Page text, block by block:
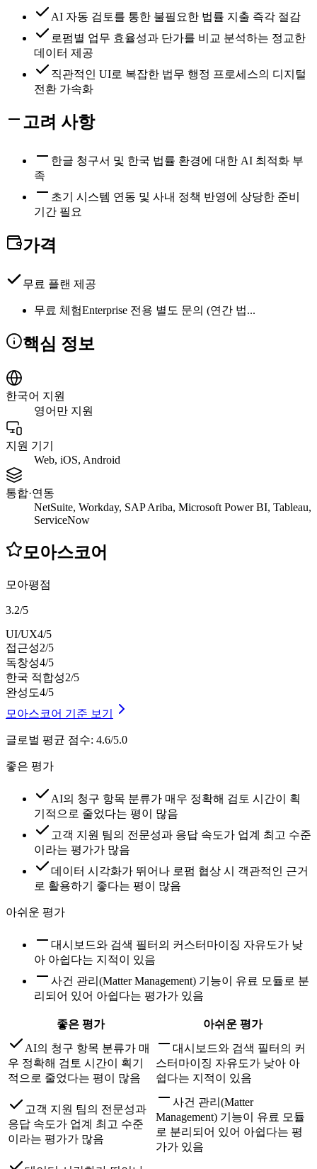
AI 자동 검토를 통한 불필요한 법률 지출 즉각 절감
로펌별 업무 효율성과 단가를 비교 분석하는 정교한
데이터 제공
직관적인 UI로 복잡한 법무 행정 프로세스의 디지털
전환 가속화
고려 사항
한글 청구서 및 한국 법률 환경에 대한 AI 최적화 부
족
초기 시스템 연동 및 사내 정책 반영에 상당한 준비
기간 필요
가격
무료 플랜 제공
무료 체험Enterprise 전용 별도 문의 (연간 법...
핵심 정보
한국어 지원
영어만 지원
지원 기기
Web, iOS, Android
통합·연동
NetSuite, Workday, SAP Ariba, Microsoft Power BI, Tableau,
ServiceNow
모아스코어
모아평점
3.2/5
UI/UX4/5
접근성2/5
독창성4/5
한국 적합성2/5
완성도4/5
모아스코어 기준 보기
글로벌 평균 점수: 4.6/5.0
좋은 평가
AI의 청구 항목 분류가 매우 정확해 검토 시간이 획
기적으로 줄었다는 평이 많음
고객 지원 팀의 전문성과 응답 속도가 업계 최고 수준
이라는 평가가 많음
데이터 시각화가 뛰어나 로펌 협상 시 객관적인 근거
로 활용하기 좋다는 평이 많음
아쉬운 평가
대시보드와 검색 필터의 커스터마이징 자유도가 낮
아 아쉽다는 지적이 있음
사건 관리(Matter Management) 기능이 유료 모듈로 분
리되어 있어 아쉽다는 평가가 있음
좋은 평가
아쉬운 평가
AI의 청구 항목 분류가 매
우 정확해 검토 시간이 획기
적으로 줄었다는 평이 많음
대시보드와 검색 필터의 커
스터마이징 자유도가 낮아 아
쉽다는 지적이 있음
고객 지원 팀의 전문성과
응답 속도가 업계 최고 수준
이라는 평가가 많음
사건 관리(Matter
Management) 기능이 유료 모듈
로 분리되어 있어 아쉽다는 평
가가 있음